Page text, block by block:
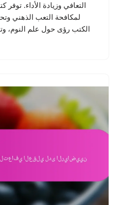
التعافي وزيادة الأداء.
لمكافحة التعب الذهني
الكتب رؤى حول علم النوم،